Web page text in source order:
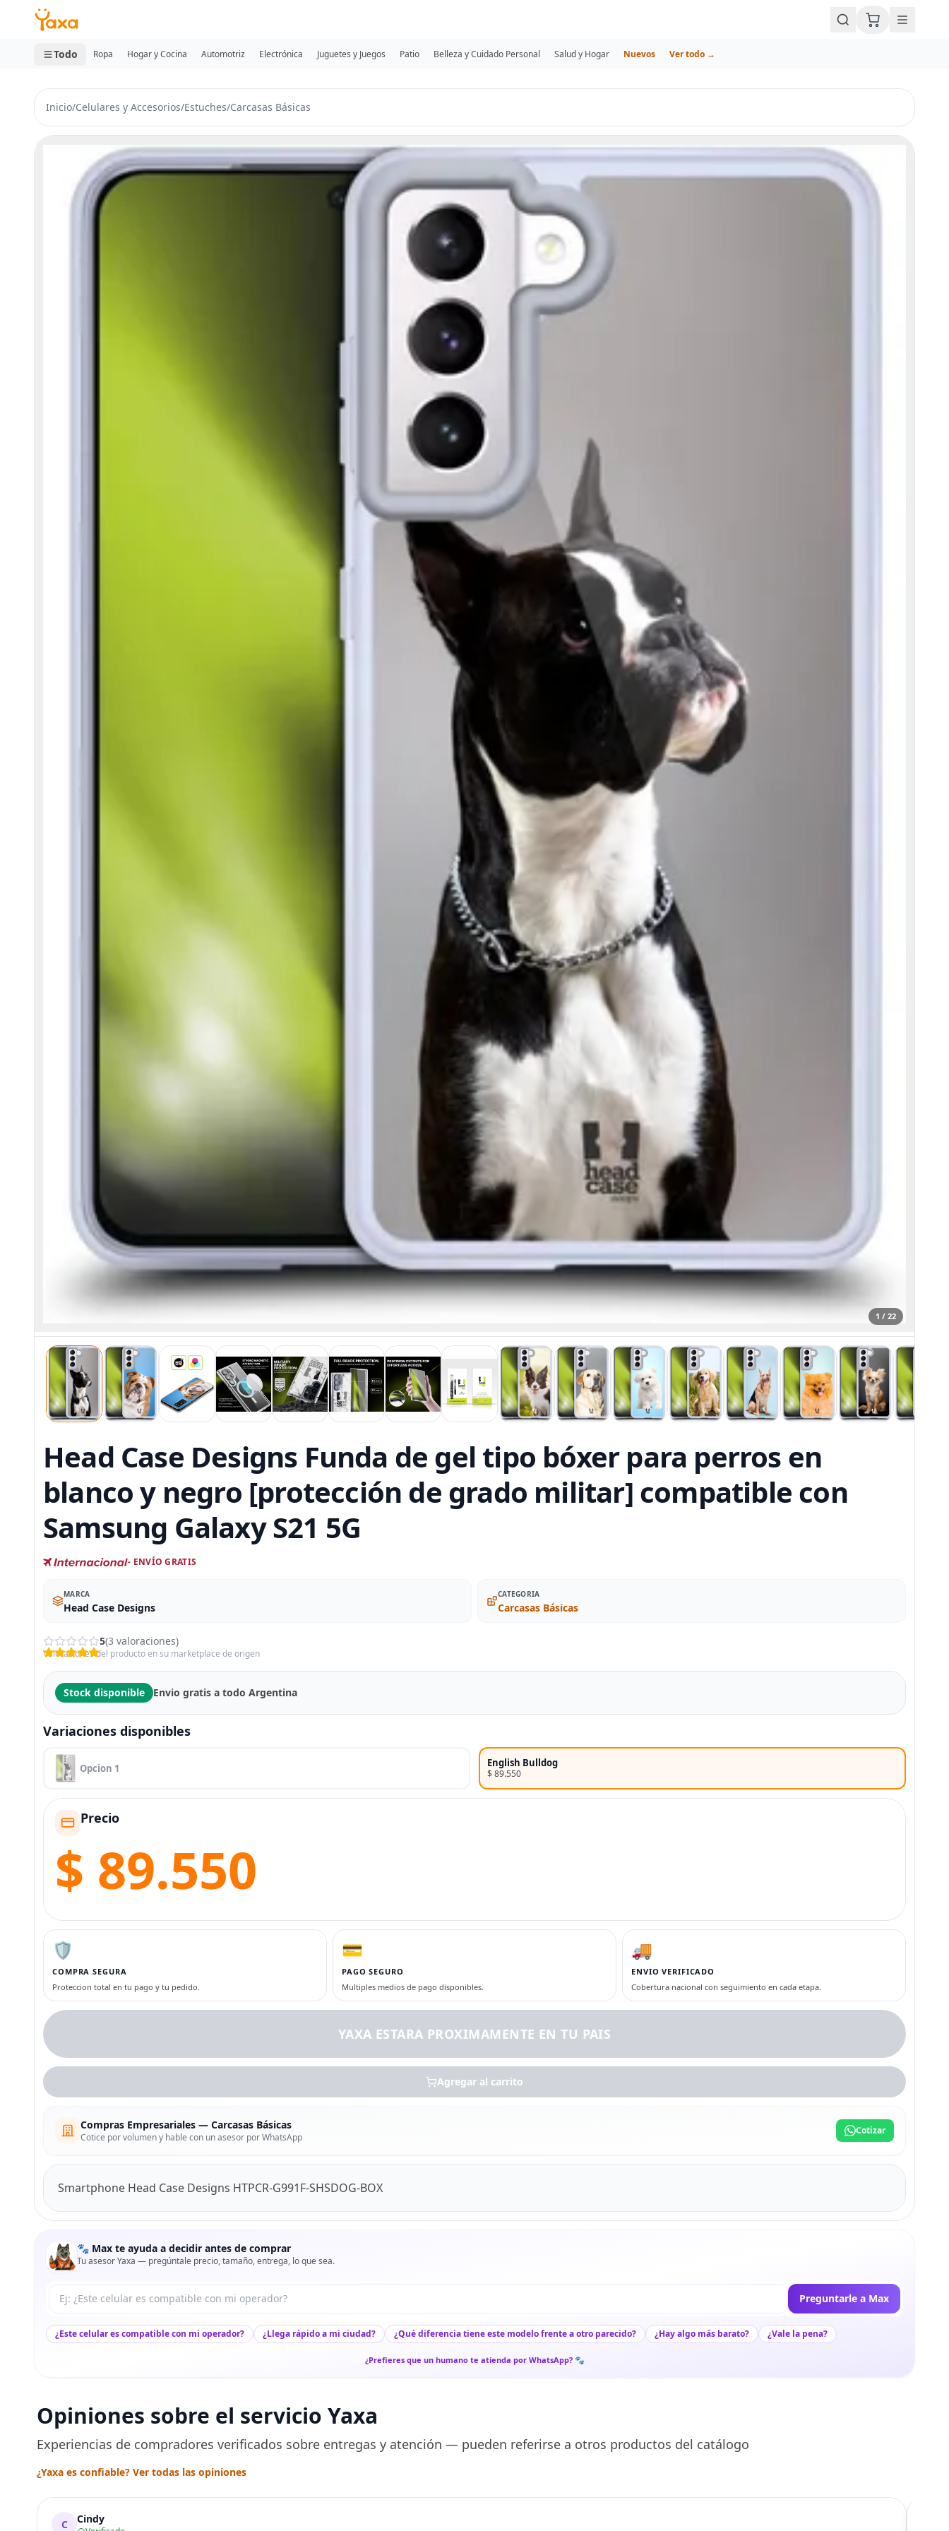
MINI CARRITO
0 productos
Todo Ropa Hogar y Cocina Automotriz Electrónica Juguetes y Juegos Patio Belleza y Cuidado Personal Salud y Hogar Nuevos Ver todo →
Inicio/Celulares y Accesorios/Estuches/Carcasas Básicas
1 / 22
Head Case Designs Funda de gel tipo bóxer para perros en
blanco y negro [protección de grado militar] compatible con
Samsung Galaxy S21 5G
- ENVÍO GRATIS
MARCA
Head Case Designs
CATEGORIA
Carcasas Básicas
5(3 valoraciones)
Valoraciones del producto en su marketplace de origen
Stock disponible Envio gratis a todo Argentina
Variaciones disponibles
Opcion 1 English Bulldog
$ 89.550
Precio
$ 89.550
🛡️
COMPRA SEGURA
Proteccion total en tu pago y tu pedido.
💳
PAGO SEGURO
Multiples medios de pago disponibles.
🚚
ENVIO VERIFICADO
Cobertura nacional con seguimiento en cada etapa.
YAXA ESTARA PROXIMAMENTE EN TU PAIS
Agregar al carrito
Compras Empresariales — Carcasas Básicas
Cotice por volumen y hable con un asesor por WhatsApp
Cotizar
Smartphone Head Case Designs HTPCR-G991F-SHSDOG-BOX
🐾 Max te ayuda a decidir antes de comprar
Tu asesor Yaxa — pregúntale precio, tamaño, entrega, lo que sea.
Tu pregunta a Max Preguntarle a Max
¿Este celular es compatible con mi operador? ¿Llega rápido a mi ciudad? ¿Qué diferencia tiene este modelo frente a otro parecido? ¿Hay algo más barato? ¿Vale la pena?
¿Prefieres que un humano te atienda por WhatsApp? 🐾
Opiniones sobre el servicio Yaxa
Experiencias de compradores verificados sobre entregas y atención — pueden referirse a otros productos del catálogo
¿Yaxa es confiable? Ver todas las opiniones
C Cindy